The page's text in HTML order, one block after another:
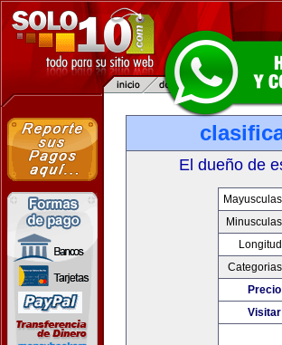
El dueño de